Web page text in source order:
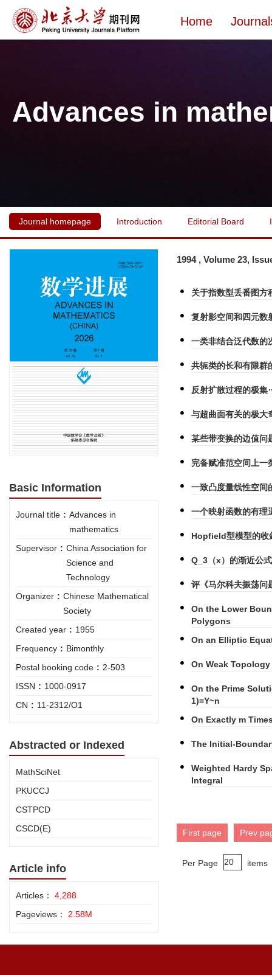
Home
Advances in
Journal homepage Introduction Editorial Board
Basic Information
Journal title : Advances in
mathematics
Supervisor : China Association for
Science and
Technology
Organizer : Chinese Mathematical
Society
Created year : 1955
Frequency : Bimonthly
Postal booking code : 2-503
ISSN : 1000-0917
CN : 11-2312/O1
Abstracted or Indexed
MathSciNet
PKUCCJ
CSTPCD
CSCD(E)
Article info
Articles： 4,288
Pageviews： 2.58M
1994 , Volume 23,
关于指数型丢番图方
复射影空间和四元数
一类非结合泛代数的
共轭类的长和有限群
反射扩散过程的极集
与超曲面有关的极大
某些带变换的边值问
完备赋准范空间上一
一致凸度量线性空间
一个映射函数的有理
Hopfield型模型的收
Q_3（x）的渐近公式
评《马尔科夫振荡问
On the Lower
Polygons
On an Elliptic
On Weak
On the Prime
1)=Y~n
On Exactly m
The Initial-
Weighted Hardy
Integral
First page Prev
Per Page items